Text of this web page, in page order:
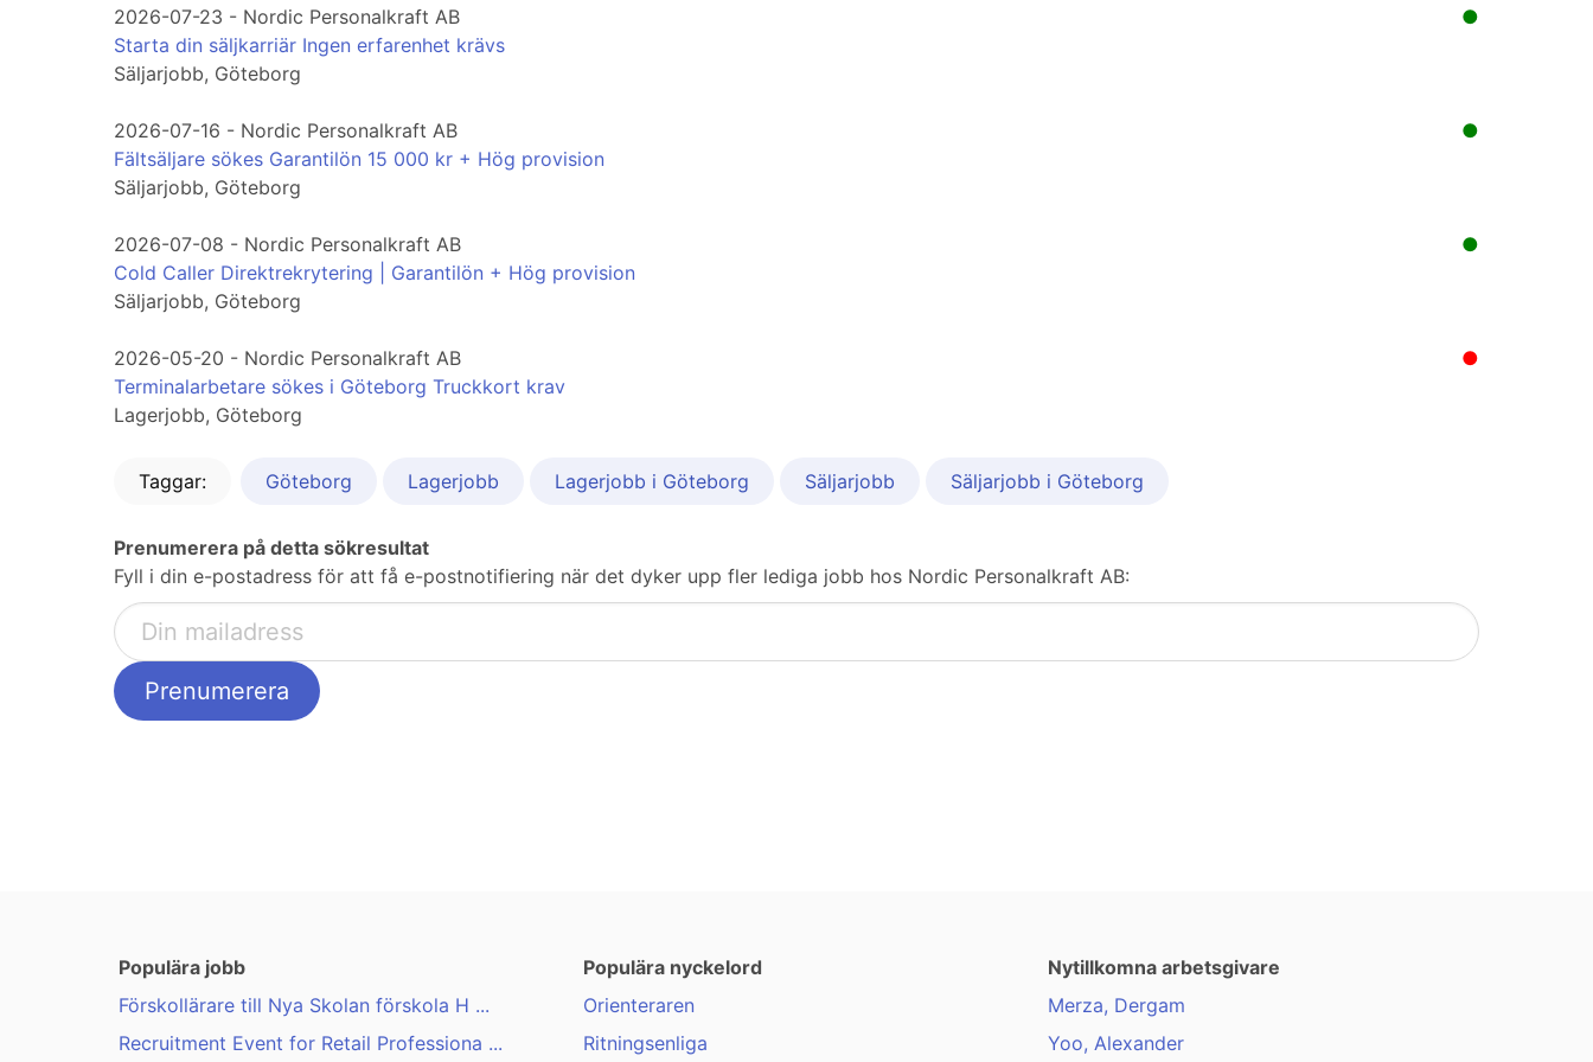
●
2026-07-23 - Nordic Personalkraft AB
Starta din säljkarriär Ingen erfarenhet krävs
Säljarjobb, Göteborg
●
2026-07-16 - Nordic Personalkraft AB
Fältsäljare sökes Garantilön 15 000 kr + Hög provision
Säljarjobb, Göteborg
●
2026-07-08 - Nordic Personalkraft AB
Cold Caller Direktrekrytering | Garantilön + Hög provision
Säljarjobb, Göteborg
●
2026-05-20 - Nordic Personalkraft AB
Terminalarbetare sökes i Göteborg Truckkort krav
Lagerjobb, Göteborg
Taggar: Göteborg Lagerjobb Lagerjobb i Göteborg Säljarjobb Säljarjobb i Göteborg
Prenumerera på detta sökresultat
Fyll i din e-postadress för att få e-postnotifiering när det dyker upp fler lediga jobb hos Nordic Personalkraft AB:
Populära jobb
Förskollärare till Nya Skolan förskola H ...
Recruitment Event for Retail Professiona ...
Populära nyckelord
Orienteraren
Ritningsenliga
Nytillkomna arbetsgivare
Merza, Dergam
Yoo, Alexander